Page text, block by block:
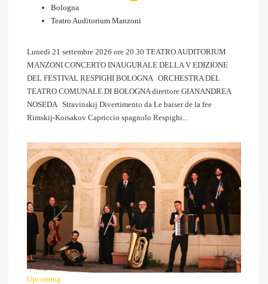
Bologna
Teatro Auditorium Manzoni
Lunedì 21 settembre 2026 ore 20.30 TEATRO AUDITORIUM
MANZONI CONCERTO INAUGURALE DELLA V EDIZIONE
DEL FESTIVAL RESPIGHI BOLOGNA ORCHESTRA DEL
TEATRO COMUNALE DI BOLOGNA direttore GIANANDREA
NOSEDA Stravinskij Divertimento da Le baiser de la fee
Rimskij-Korsakov Capriccio spagnolo Respighi...
Upcoming